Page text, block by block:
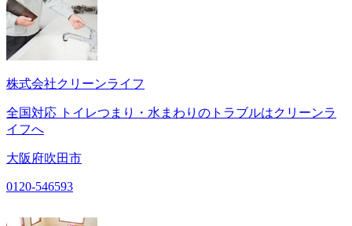
株式会社クリーンライフ
全国対応 トイレつまり・水まわりのトラブルはクリーンラ
イフへ
大阪府吹田市
0120-546593